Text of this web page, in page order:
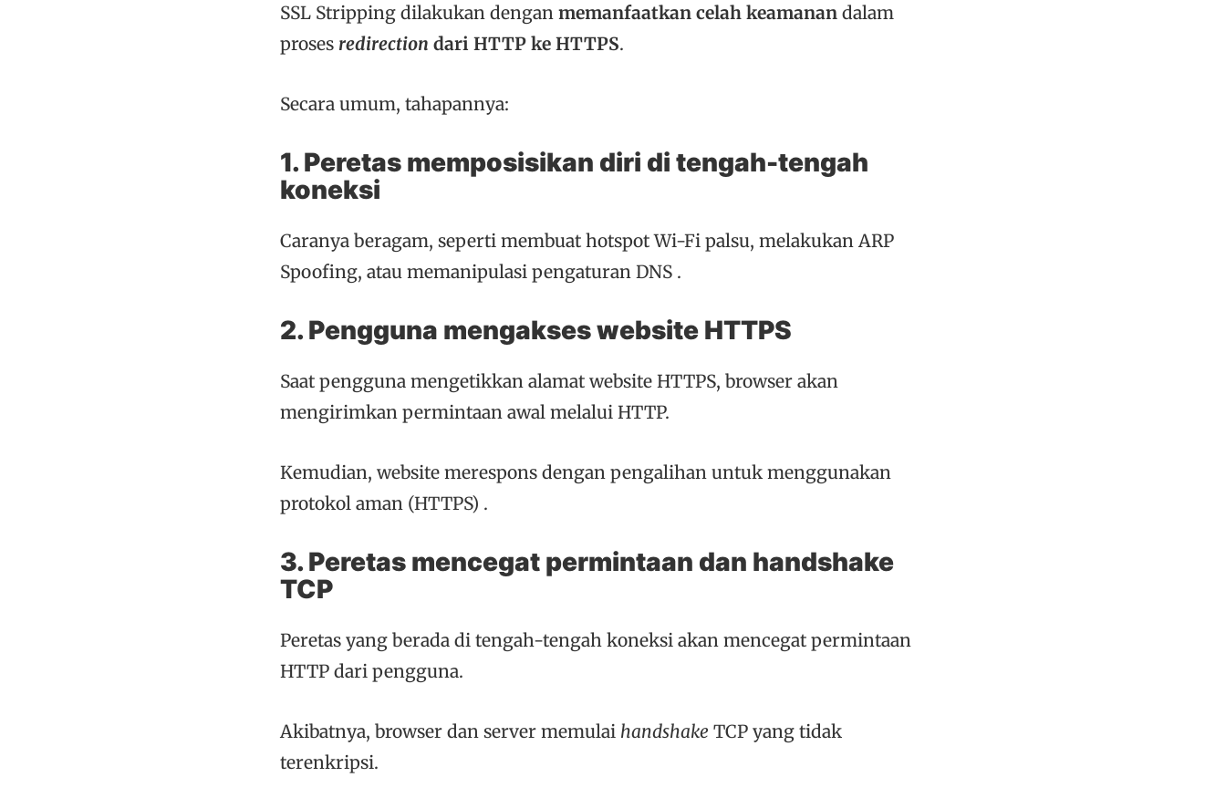
SSL Stripping dilakukan dengan memanfaatkan celah keamanan dalam
proses redirection dari HTTP ke HTTPS.
Secara umum, tahapannya:
1. Peretas memposisikan diri di tengah-tengah
koneksi
Caranya beragam, seperti membuat hotspot Wi-Fi palsu, melakukan ARP
Spoofing, atau memanipulasi pengaturan DNS .
2. Pengguna mengakses website HTTPS
Saat pengguna mengetikkan alamat website HTTPS, browser akan
mengirimkan permintaan awal melalui HTTP.
Kemudian, website merespons dengan pengalihan untuk menggunakan
protokol aman (HTTPS) .
3. Peretas mencegat permintaan dan handshake
TCP
Peretas yang berada di tengah-tengah koneksi akan mencegat permintaan
HTTP dari pengguna.
Akibatnya, browser dan server memulai handshake TCP yang tidak
terenkripsi.